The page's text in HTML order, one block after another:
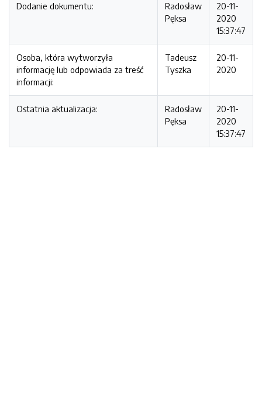
Dodanie dokumentu:
Radosław
Pęksa
20-11-
2020
15:37:47
Osoba, która wytworzyła
informację lub odpowiada za treść
informacji:
Tadeusz
Tyszka
20-11-
2020
Ostatnia aktualizacja:
Radosław
Pęksa
20-11-
2020
15:37:47